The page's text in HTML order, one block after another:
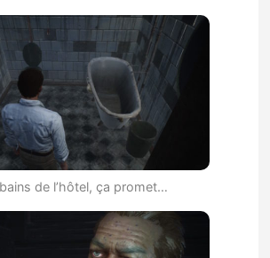
de l’hôtel, ça promet…